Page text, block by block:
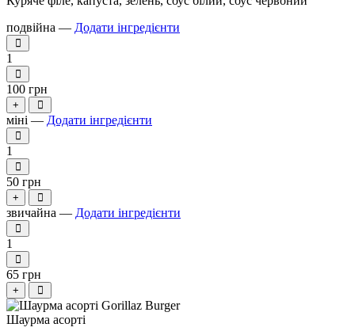
подвійна — Додати інгредієнти
1
100 грн
+
міні — Додати інгредієнти
1
50 грн
+
звичайна — Додати інгредієнти
1
65 грн
+
Шаурма асорті